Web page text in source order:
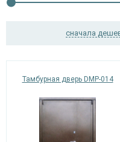
+7
сначала
Тамбурная дверь DMP-014